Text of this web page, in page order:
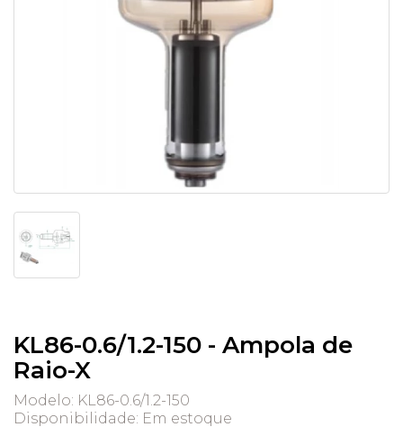
KL86-0.6/1.2-150 - Ampola de
Raio-X
Modelo: KL86-0.6/1.2-150
Disponibilidade: Em estoque